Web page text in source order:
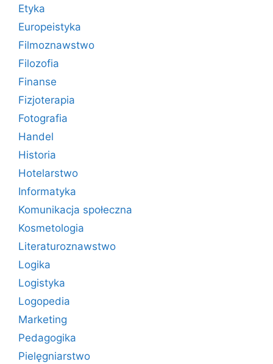
Etyka
Europeistyka
Filmoznawstwo
Filozofia
Finanse
Fizjoterapia
Fotografia
Handel
Historia
Hotelarstwo
Informatyka
Komunikacja społeczna
Kosmetologia
Literaturoznawstwo
Logika
Logistyka
Logopedia
Marketing
Pedagogika
Pielęgniarstwo